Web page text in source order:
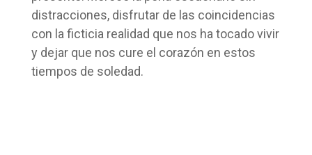
distracciones, disfrutar de las coincidencias
con la ficticia realidad que nos ha tocado vivir
y dejar que nos cure el corazón en estos
tiempos de soledad.